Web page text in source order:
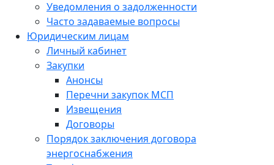
Уведомления о задолженности
Часто задаваемые вопросы
Юридическим лицам
Личный кабинет
Закупки
Анонсы
Перечни закупок МСП
Извещения
Договоры
Порядок заключения договора
энергоснабжения